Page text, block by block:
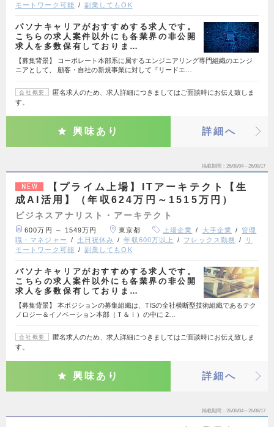
モートワーク可能
副業してもOK
パソナキャリアがおすすめする求人です。
こちらの求人案件以外にも各業界の非公開
求人を多数保有しておりま…
【募集背景】 コーポレート本部系に属するエンジニアリング専門組織のエンジ
ニアとして、 顧客・自社の新規事業に対して『リードエ…
会社概要
匿名求人のため、求人詳細につきましてはご面談時にお伝え致しま
す。
興味あり 詳細へ
掲載期間 26/08/04～26/08/17
NEW
【プライム上場】ITアーキテクト【生
成AI活用】（年収624万円～1515万円）
ビジネスアナリスト・アーキテクト
600万円 ～ 1549万円 東京都 上場企業 大手企業
管理
職・マネジャー
土日祝休み 年収600万以上 フレックス勤務
リ
モートワーク可能
副業してもOK
パソナキャリアがおすすめする求人です。
こちらの求人案件以外にも各業界の非公開
求人を多数保有しておりま…
【募集背景】 本ポジションの募集組織は、TISの全社横断型技術組織であるテク
ノロジー＆イノベーション本部（Ｔ＆Ｉ）の中に 2…
会社概要
匿名求人のため、求人詳細につきましてはご面談時にお伝え致しま
す。
興味あり 詳細へ
掲載期間 26/08/04～26/08/17